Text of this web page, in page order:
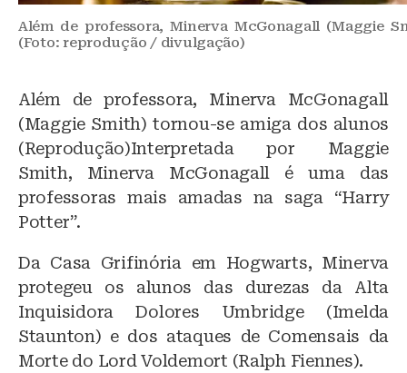
Além de professora, Minerva McGonagall (Maggie
(Foto: reprodução / divulgação)
Além de professora, Minerva McGonagall
(Maggie Smith) tornou-se amiga dos alunos
(Reprodução)Interpretada por Maggie
Smith, Minerva McGonagall é uma das
professoras mais amadas na saga “Harry
Potter”.
Da Casa Grifinória em Hogwarts, Minerva
protegeu os alunos das durezas da Alta
Inquisidora Dolores Umbridge (Imelda
Staunton) e dos ataques de Comensais da
Morte do Lord Voldemort (Ralph Fiennes).